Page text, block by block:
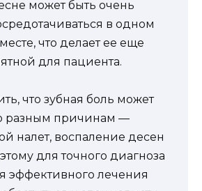
может быть очень
в одном
что делает ее еще
для пациента.
что зубная боль может
разным причинам —
налет, воспаление десен
для точного диагноза
эффективного лечения